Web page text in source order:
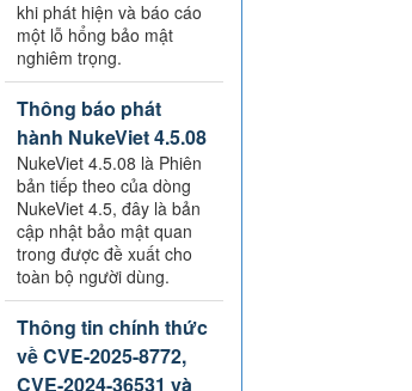
khi phát hiện và báo cáo
một lỗ hổng bảo mật
nghiêm trọng.
Thông báo phát
hành NukeViet 4.5.08
NukeViet 4.5.08 là Phiên
bản tiếp theo của dòng
NukeViet 4.5, đây là bản
cập nhật bảo mật quan
trong được đề xuất cho
toàn bộ người dùng.
Thông tin chính thức
về CVE-2025-8772,
CVE-2024-36531 và